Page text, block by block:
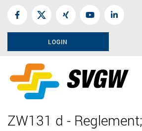
LOGIN
ZW131 d - Reglement;